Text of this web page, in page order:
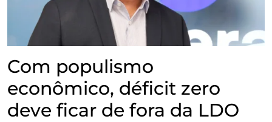
Com populismo
econômico, déficit zero
deve ficar de fora da LDO